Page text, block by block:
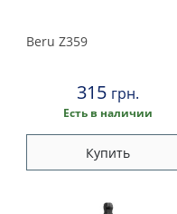
Beru Z359
315 грн.
Есть в наличии
Купить